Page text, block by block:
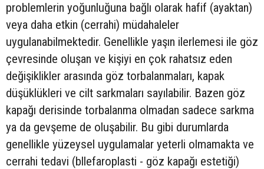
problemlerin yoğunluğuna bağlı olarak hafif (ayaktan)
veya daha etkin (cerrahi) müdahaleler
uygulanabilmektedir. Genellikle yaşın ilerlemesi ile göz
çevresinde oluşan ve kişiyi en çok rahatsız eden
değişiklikler arasında göz torbalanmaları, kapak
düşüklükleri ve cilt sarkmaları sayılabilir. Bazen göz
kapağı derisinde torbalanma olmadan sadece sarkma
ya da gevşeme de oluşabilir. Bu gibi durumlarda
genellikle yüzeysel uygulamalar yeterli olmamakta ve
cerrahi tedavi (bllefaroplasti - göz kapağı estetiği)